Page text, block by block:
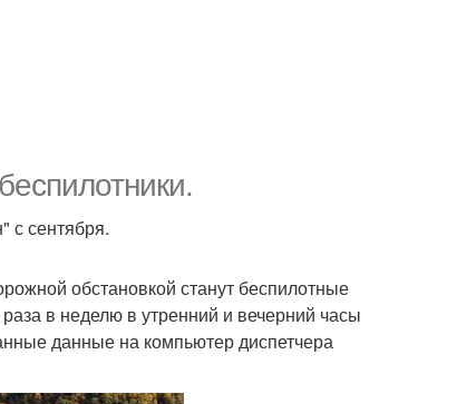
с сентября.
обстановкой станут беспилотные
в неделю в утренний и вечерний часы
данные на компьютер диспетчера